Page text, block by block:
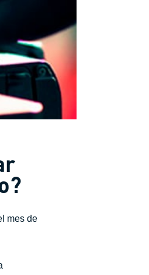
mes de